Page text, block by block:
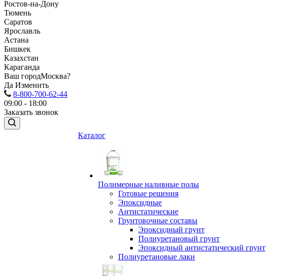
Ростов-на-Дону
Тюмень
Саратов
Ярославль
Астана
Бишкек
Казахстан
Караганда
Ваш городМосква?
Да Изменить
8-800-700-62-44
09:00 - 18:00
Заказать звонок
Каталог
Полимерные наливные полы
Готовые решения
Эпоксидные
Антистатические
Грунтовочные составы
Эпоксидный грунт
Полиуретановый грунт
Эпоксидный антистатический грунт
Полиуретановые лаки